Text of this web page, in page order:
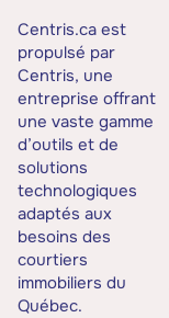
Centris.ca est
propulsé par
Centris, une
entreprise offrant
une vaste gamme
d’outils et de
solutions
technologiques
adaptés aux
besoins des
courtiers
immobiliers du
Québec.